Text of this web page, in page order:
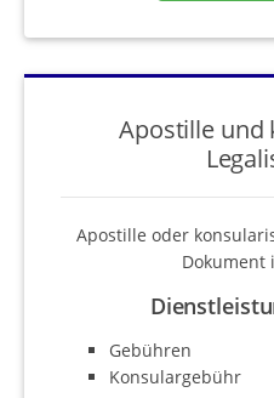
Apostille und
Apostille oder
Dokument
Gebühren
Konsulargebühr